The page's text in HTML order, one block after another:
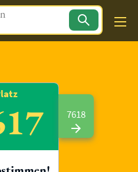
7618